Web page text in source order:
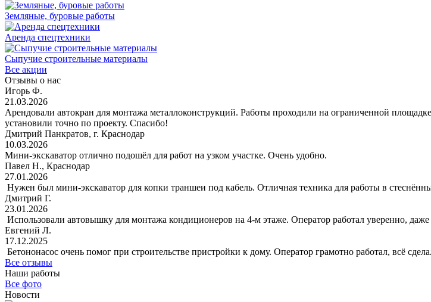
Земляные, буровые работы
Аренда спецтехники
Сыпучие строительные материалы
Все акции
Отзывы о нас
Игорь Ф.
21.03.2026
Арендовали автокран для монтажа металлоконструкций. Работы проходили на ограниченной
установили точно по проекту. Спасибо!
Дмитрий Панкратов, г. Краснодар
10.03.2026
Мини-экскаватор отлично подошёл для работ на узком участке. Очень удобно.
Павел Н., Краснодар
27.01.2026
Нужен был мини-экскаватор для копки траншеи под кабель. Отличная техника для работы в
Дмитрий Г.
23.01.2026
Использовали автовышку для монтажа кондиционеров на 4-м этаже. Оператор работал уверенно,
Евгений Л.
17.12.2025
Бетононасос очень помог при строительстве пристройки к дому. Оператор грамотно работал, всё
Все отзывы
Наши работы
Все фото
Новости